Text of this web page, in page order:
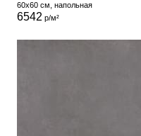
60x60 см, напольная
6542 р/м²